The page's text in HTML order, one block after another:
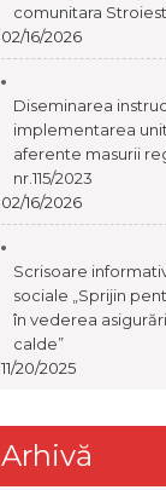
comunitara
02/16/2026
Diseminarea
implementarea
aferente masurii
nr.115/2023
02/16/2026
Scrisoare
sociale „Sprijin
în vederea
calde”
11/20/2025
Arhivă